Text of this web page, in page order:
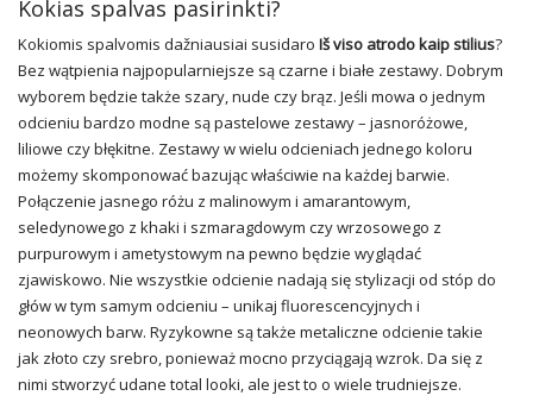
Kokias spalvas pasirinkti?
Kokiomis spalvomis dažniausiai susidaro Iš viso atrodo kaip stilius?
Bez wątpienia najpopularniejsze są czarne i białe zestawy. Dobrym
wyborem będzie także szary, nude czy brąz. Jeśli mowa o jednym
odcieniu bardzo modne są pastelowe zestawy – jasnoróżowe,
liliowe czy błękitne. Zestawy w wielu odcieniach jednego koloru
możemy skomponować bazując właściwie na każdej barwie.
Połączenie jasnego różu z malinowym i amarantowym,
seledynowego z khaki i szmaragdowym czy wrzosowego z
purpurowym i ametystowym na pewno będzie wyglądać
zjawiskowo. Nie wszystkie odcienie nadają się stylizacji od stóp do
głów w tym samym odcieniu – unikaj fluorescencyjnych i
neonowych barw. Ryzykowne są także metaliczne odcienie takie
jak złoto czy srebro, ponieważ mocno przyciągają wzrok. Da się z
nimi stworzyć udane total looki, ale jest to o wiele trudniejsze.